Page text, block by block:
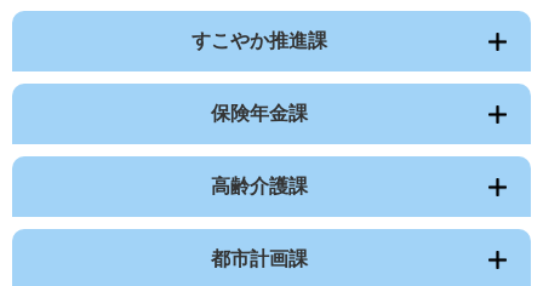
すこやか推進課
保険年金課
高齢介護課
都市計画課